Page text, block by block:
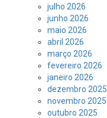
julho 2026
junho 2026
maio 2026
abril 2026
março 2026
fevereiro 2026
janeiro 2026
dezembro 2025
novembro 2025
outubro 2025